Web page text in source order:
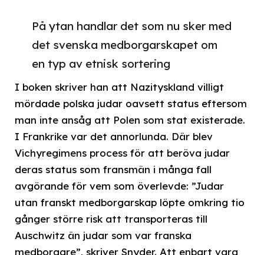
På ytan handlar det som nu sker med
det svenska medborgarskapet om
en typ av etnisk sortering
I boken skriver han att Nazityskland villigt
mördade polska judar oavsett status eftersom
man inte ansåg att Polen som stat existerade.
I Frankrike var det annorlunda. Där blev
Vichyregimens process för att beröva judar
deras status som fransmän i många fall
avgörande för vem som överlevde: ”Judar
utan franskt medborgarskap löpte omkring tio
gånger större risk att transporteras till
Auschwitz än judar som var franska
medborgare”, skriver Snyder. Att enbart vara